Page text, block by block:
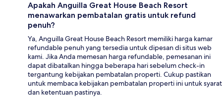
Apakah Anguilla Great House Beach Resort
menawarkan pembatalan gratis untuk refund
penuh?
Ya, Anguilla Great House Beach Resort memiliki harga kamar
refundable penuh yang tersedia untuk dipesan di situs web
kami. Jika Anda memesan harga refundable, pemesanan ini
dapat dibatalkan hingga beberapa hari sebelum check-in
tergantung kebijakan pembatalan properti. Cukup pastikan
untuk membaca kebijakan pembatalan properti ini untuk syarat
dan ketentuan pastinya.